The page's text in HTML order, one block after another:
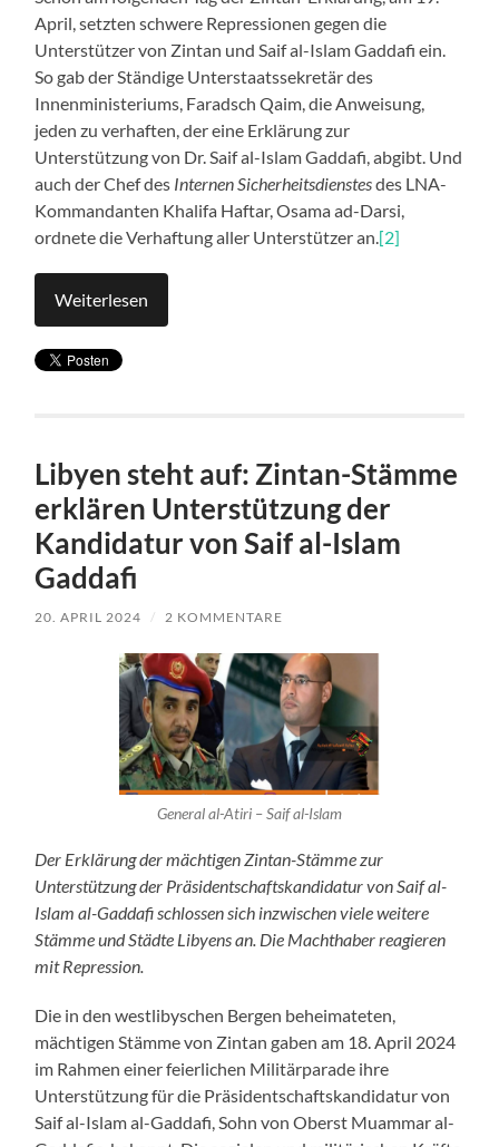
April, setzten schwere Repressionen gegen die
Unterstützer von Zintan und Saif al-Islam Gaddafi ein.
So gab der Ständige Unterstaatssekretär des
Innenministeriums, Faradsch Qaim, die Anweisung,
jeden zu verhaften, der eine Erklärung zur
Unterstützung von Dr. Saif al-Islam Gaddafi, abgibt. Und
auch der Chef des Internen Sicherheitsdienstesdes LNA-
Kommandanten Khalifa Haftar, Osama ad-Darsi,
ordnete die Verhaftung aller Unterstützer an. [2]
Weiterlesen
Libyen steht auf: Zintan-Stämme
erklären Unterstützung der
Kandidatur von Saif al-Islam
Gaddafi
20. APRIL 2024 / 2 KOMMENTARE
General al-Atiri – Saif al-Islam
Der Erklärung der mächtigen Zintan-Stämme zur
Unterstützung der Präsidentschaftskandidatur von Saif al-
Islam al-Gaddafi schlossen sich inzwischen viele weitere
Stämme und Städte Libyens an. Die Machthaber reagieren
mit Repression.
Die in den westlibyschen Bergen beheimateten,
mächtigen Stämme von Zintan gaben am 18. April 2024
im Rahmen einer feierlichen Militärparade ihre
Unterstützung für die Präsidentschaftskandidatur von
Saif al-Islam al-Gaddafi, Sohn von Oberst Muammar al-